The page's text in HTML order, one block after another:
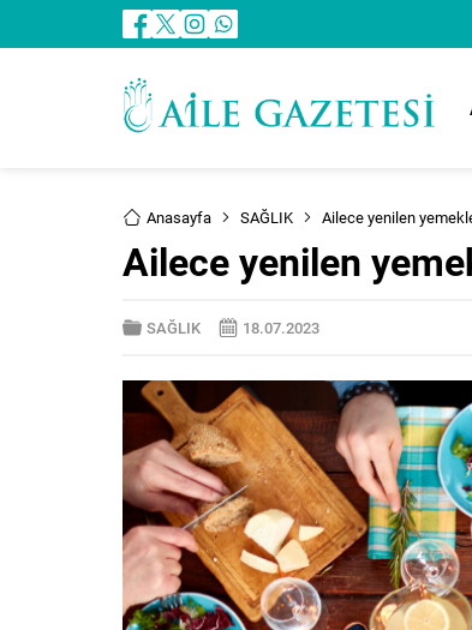
Anasayfa SAĞLIK Ailece yenilen
Ailece yenilen
SAĞLIK 18.07.2023